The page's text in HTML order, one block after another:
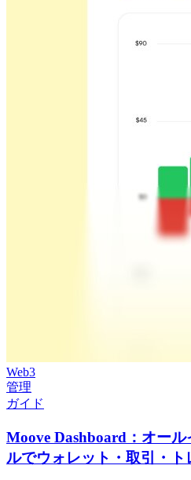
Web3
管理
ガイド
Moove Dashboard：オー
ルでウォレット・取引・